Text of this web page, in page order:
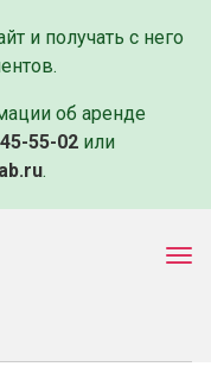
и получать с него
об аренде
55-02 или
.